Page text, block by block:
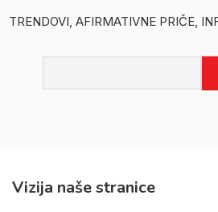
TRENDOVI, AFIRMATIVNE PRIČE,
Vizija naše stranice